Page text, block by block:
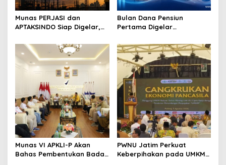
Jembatan Bakti TNI di Nias
Utara Mulai Terbangun,
Akses Tiga Desa Segera
Pulih
Kasus Bigmo Disorot, FKBI:
Promosi Vape kepada Anak
Berpotensi Masuk Ranah
Pidana
Populer